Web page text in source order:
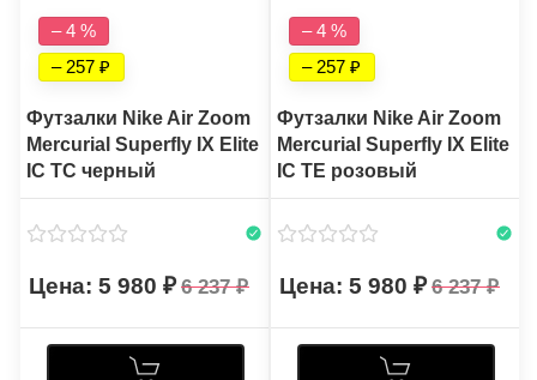
– 4 %
– 257
Футзалки Nike Air Zoom
Mercurial Superfly IX Elite
IC TC черный
5 980 6 237
– 4 %
– 257
Футзалки Nike Air Zoom
Mercurial Superfly IX Elite
IC TE розовый
5 980 6 237